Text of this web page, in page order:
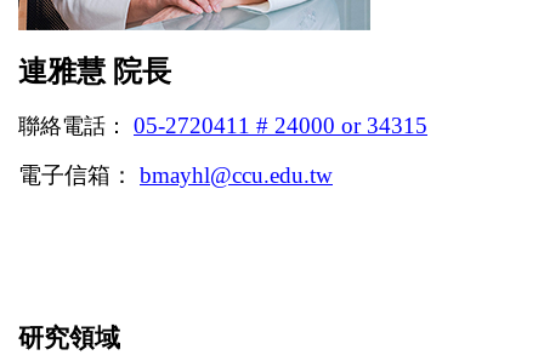
連雅慧 院長
聯絡電話： 05-2720411 # 24000 or 34315
電子信箱：
bmayhl@ccu.edu.tw
研究領域